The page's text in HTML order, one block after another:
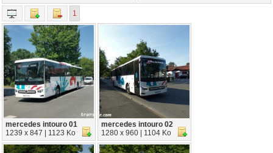
1
mercedes intouro 01
1239 x 847 | 1123 Ko
mercedes intouro 02
1280 x 960 | 1104 Ko